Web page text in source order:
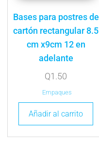
Bases para postres de
cartón rectangular 8.5
cm x9cm 12 en
adelante
Q1.50
Empaques
Añadir al carrito